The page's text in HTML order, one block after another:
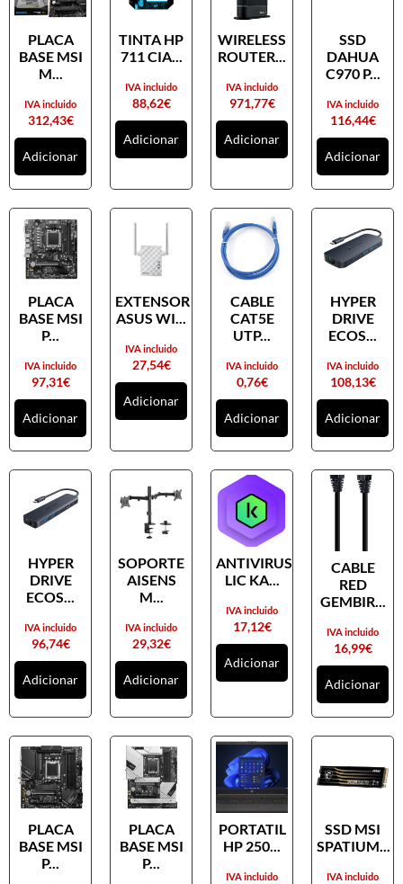
PLACA
BASE MSI
M...
312,43€
IVA incluido
Adicionar
TINTA HP
711 CIA...
88,62€
IVA incluido
Adicionar
WIRELESS
ROUTER...
971,77€
IVA incluido
Adicionar
SSD
DAHUA
C970 P...
116,44€
IVA incluido
Adicionar
PLACA
BASE MSI
P...
97,31€
IVA incluido
Adicionar
EXTENSOR
ASUS WI...
27,54€
IVA incluido
Adicionar
CABLE
CAT5E
UTP...
0,76€
IVA incluido
Adicionar
HYPER
DRIVE
ECOS...
108,13€
IVA incluido
Adicionar
HYPER
DRIVE
ECOS...
96,74€
IVA incluido
Adicionar
SOPORTE
AISENS
M...
29,32€
IVA incluido
Adicionar
ANTIVIRUS
LIC KA...
17,12€
IVA incluido
Adicionar
CABLE
RED
GEMBIR...
16,99€
IVA incluido
Adicionar
PLACA
BASE MSI
P...
PLACA
BASE MSI
P...
PORTATIL
HP 250...
IVA incluido
SSD MSI
SPATIUM...
IVA incluido